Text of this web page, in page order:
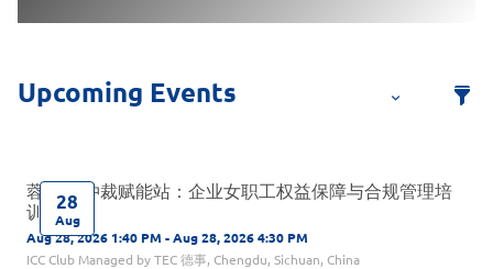
28
Aug
蓉易见·仲裁赋能站：企业女职工权益保障与合规管理培
训专场
Aug 28, 2026 1:40 PM - Aug 28, 2026 4:30 PM
ICC Club Managed by TEC 德事, Chengdu, Sichuan, China